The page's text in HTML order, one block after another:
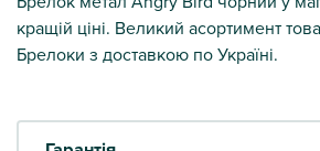
кращій ціні. Великий асортимент
Брелоки з доставкою по Україні.